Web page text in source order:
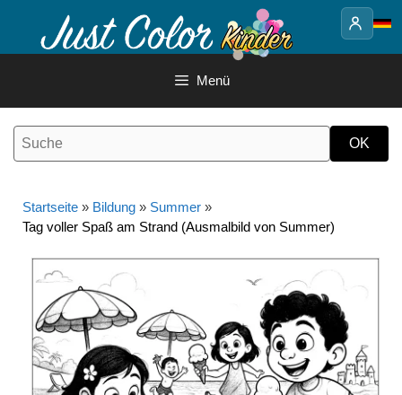
Inhalt
Menü
Startseite » Bildung » Summer »
Tag voller Spaß am Strand (Ausmalbild von Summer)